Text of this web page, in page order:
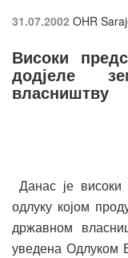
31.07.2002 OHR
Високи
додјеле
власништву
Данас је
одлуку којом
државном
уведена Одлуком